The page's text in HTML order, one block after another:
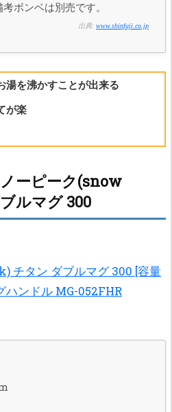
ボンベは別売です。
出典: www.shinfuji.co.jp
湯を沸かすことが出来る
が楽
ーピーク(snow
ルマグ 300
チタン ダブルマグ 300 [容量
ンドル MG-052FHR